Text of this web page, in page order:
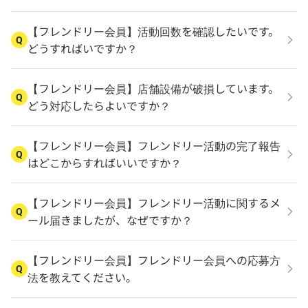
Q
【フレンドリー会員】活動回数を確認したいです。
どうすればいですか？
Q
【フレンドリー会員】店舗設備が破損しています。
どう対応したらよいですか？
Q
【フレンドリー会員】フレンドリー活動の完了報告
はどこからすればいいですか？
Q
【フレンドリー会員】フレンドリー活動に関するメ
ール届きましたが、なぜですか？
Q
【フレンドリー会員】フレンドリー会員への応募方
法を教えてください。